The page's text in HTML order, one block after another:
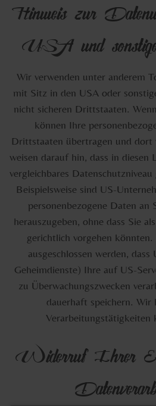
Hinweis zur
USA und
Wir verwenden unter anderem
mit Sitz in den USA oder
nicht sicheren Drittstaaten.
können Ihre
Drittstaaten übertragen und dort
weisen darauf hin, dass in diesen
vergleichbares
Beispielsweise sind US-
personenbezogene Daten an
herauszugeben, ohne dass Sie
gerichtlich vorgehen
ausgeschlossen werden,
Geheimdienste) Ihre auf US-
zu Überwachungszwecken
dauerhaft speichern. Wir
Verarbeitungstätigkeiten
Widerruf Ihrer